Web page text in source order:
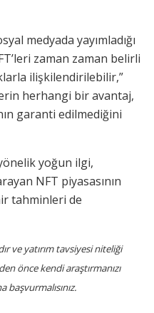
medyada yayımladığı
zaman zaman belirli
ilişkilendirilebilir,”
herhangi bir avantaj,
garanti edilmediğini
yoğun ilgi,
NFT piyasasının
tahminleri de
ve yatırım tavsiyesi niteliği
önce kendi araştırmanızı
başvurmalısınız.